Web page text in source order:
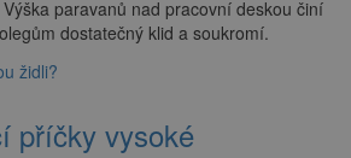
paravanů nad pracovní deskou činí
dostatečný klid a soukromí.
příčky vysoké